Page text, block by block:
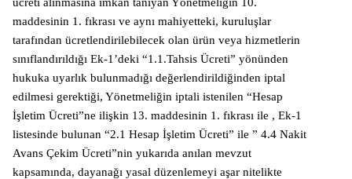
maddesinin 1. fıkrası ve aynı mahiyetteki, kuruluşlar
tarafından ücretlendirilebilecek olan ürün veya hizmetlerin
sınıflandırıldığı Ek-1’deki “1.1.Tahsis Ücreti” yönünden
hukuka uyarlık bulunmadığı değerlendirildiğinden iptal
edilmesi gerektiği, Yönetmeliğin iptali istenilen “Hesap
İşletim Ücreti”ne ilişkin 13. maddesinin 1. fıkrası ile , Ek-1
listesinde bulunan “2.1 Hesap İşletim Ücreti” ile ” 4.4 Nakit
Avans Çekim Ücreti”nin yukarıda anılan mevzut
kapsamında, dayanağı yasal düzenlemeyi aşar nitelikte